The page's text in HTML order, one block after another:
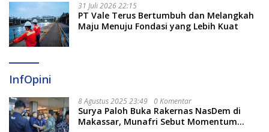
31 Juli 2026 22:15
PT Vale Terus Bertumbuh dan Melangkah
Maju Menuju Fondasi yang Lebih Kuat
InfOpini
8 Agustus 2025 23:49 0 Komentar
Surya Paloh Buka Rakernas NasDem di
Makassar, Munafri Sebut Momentum